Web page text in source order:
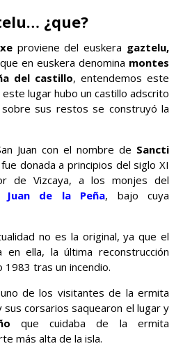
¿que?
proviene del euskera gaztelu,
en euskera denomina montes
del castillo, entendemos este
lugar hubo un castillo adscrito
sus restos se construyó la
Juan con el nombre de Sancti
donada a principios del siglo XI
de Vizcaya, a los monjes del
Juan de la Peña, bajo cuya
no es la original, ya que el
en ella, la última reconstrucción
tras un incendio.
de los visitantes de la ermita
sus corsarios saquearon el lugar y
que cuidaba de la ermita
más alta de la isla.